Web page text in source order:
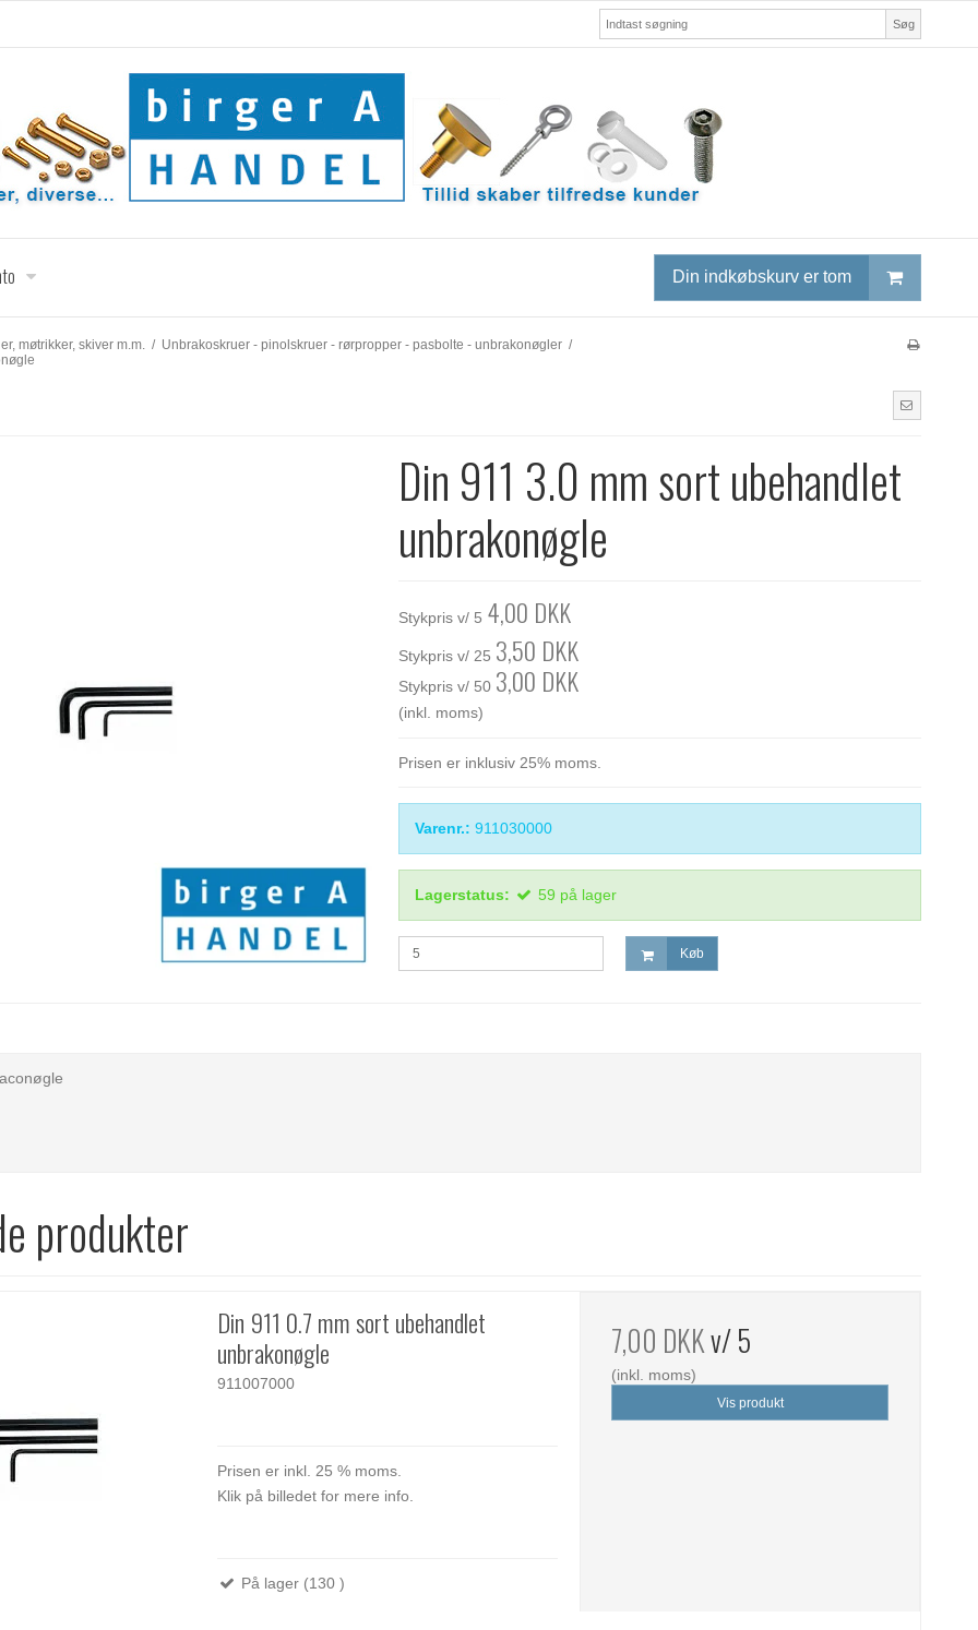
Søg
Din indkøbskurv er tom
møtrikker, skiver m.m. / Unbrakoskruer - pinolskruer - rørpropper - pasbolte - unbrakonøgler /
Din 911 3.0 mm sort ubehandlet
unbrakonøgle
Stykpris v/ 5 4,00 DKK
Stykpris v/ 25 3,50 DKK
Stykpris v/ 50 3,00 DKK
(inkl. moms)
Prisen er inklusiv 25% moms.
Varenr.: 911030000
Lagerstatus: 59 på lager
Køb
produkter
Din 911 0.7 mm sort ubehandlet
unbrakonøgle
911007000
Prisen er inkl. 25 % moms.
Klik på billedet for mere info.
På lager (130 )
7,00 DKKv/ 5
(inkl. moms)
Vis produkt